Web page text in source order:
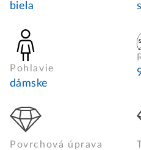
biela
Pohlavie
dámske
Povrchová úprava